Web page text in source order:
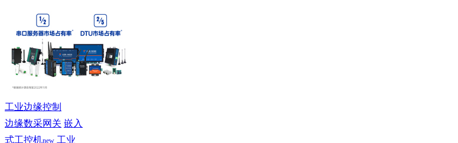
工业边缘控制
边缘数采网关 嵌入
式工控机new 工业